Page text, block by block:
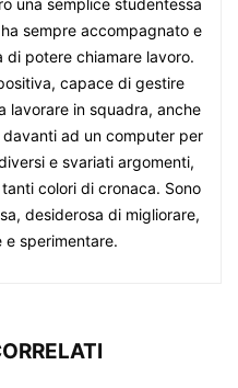
una semplice studentessa
sempre accompagnato e
potere chiamare lavoro.
capace di gestire
lavorare in squadra, anche
ad un computer per
e svariati argomenti,
colori di cronaca. Sono
desiderosa di migliorare,
e sperimentare.